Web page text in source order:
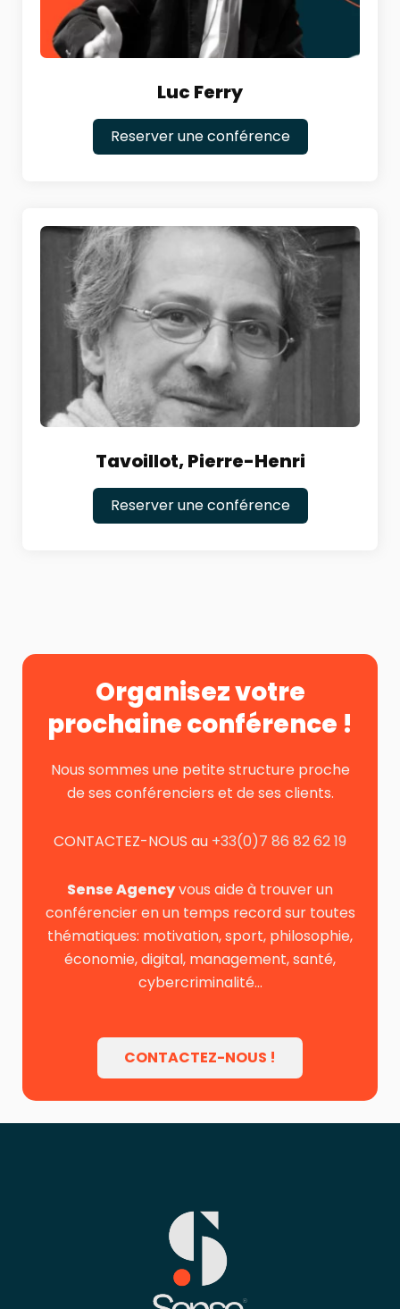
Luc Ferry
Reserver une conférence
Tavoillot, Pierre-Henri
Reserver une conférence
Organisez votre
prochaine conférence !
Nous sommes une petite structure proche
de ses conférenciers et de ses clients.
CONTACTEZ-NOUS au +33(0)7 86 82 62 19
Sense Agencyvous aide à trouver un
conférencier en un temps record sur toutes
thématiques: motivation, sport, philosophie,
économie, digital, management, santé,
cybercriminalité…
CONTACTEZ-NOUS !